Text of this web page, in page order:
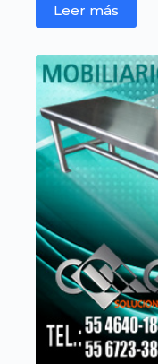
Leer más